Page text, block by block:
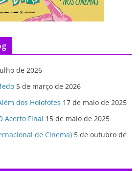
de 2026
5 de março de 2026
dos Holofotes 17 de maio de 2025
Acerto Final 15 de maio de 2025
de Cinema) 5 de outubro de